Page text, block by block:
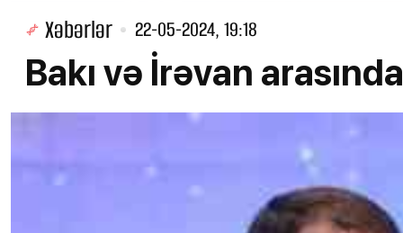
Xəbərlər 22-05-2024, 19:18
Bakı və İrəvan